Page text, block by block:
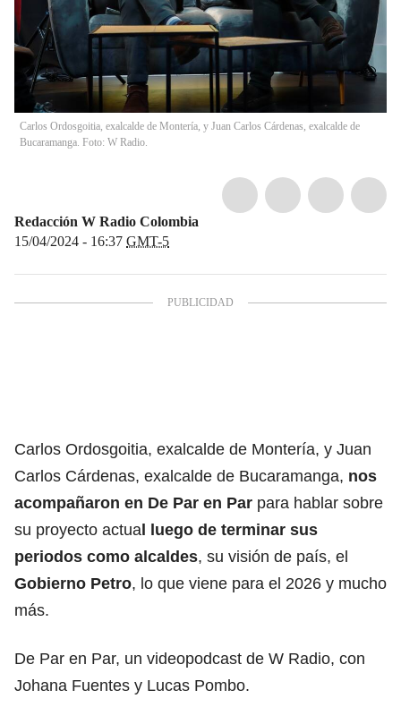
Carlos Ordosgoitia, exalcalde de Montería, y Juan Carlos Cárdenas, exalcalde de
Bucaramanga. Foto: W Radio.
Redacción W Radio Colombia
15/04/2024 - 16:37 GMT-5
Carlos Ordosgoitia, exalcalde de Montería, y Juan
Carlos Cárdenas, exalcalde de Bucaramanga, nos
acompañaron en De Par en Par para hablar sobre
su proyecto actual luego de terminar sus
periodos como alcaldes, su visión de país, el
Gobierno Petro, lo que viene para el 2026 y mucho
más.
De Par en Par, un videopodcast de W Radio, con
Johana Fuentes y Lucas Pombo.